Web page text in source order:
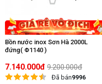
Bồn nước inox Sơn Hà 2000L
đứng( Φ1140 )
7.140.000đ 9.200.000đ
Đã bán9996